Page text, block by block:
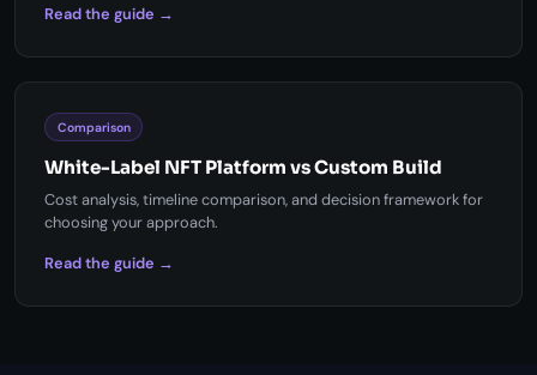
Read the guide →
Comparison
White-Label NFT Platform vs Custom Build
Cost analysis, timeline comparison, and decision framework for
choosing your approach.
Read the guide →